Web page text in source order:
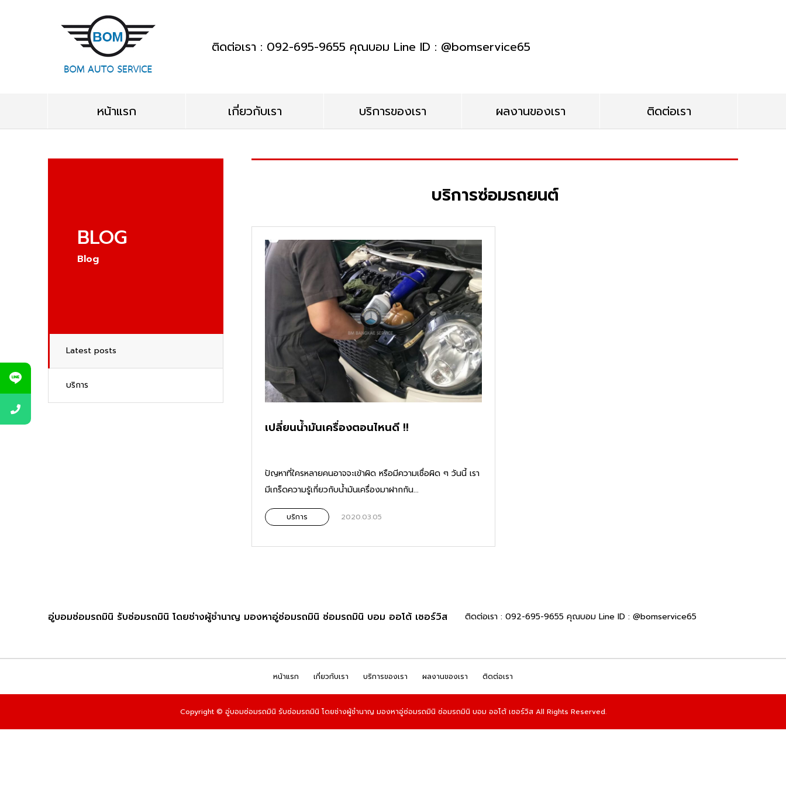
ติดต่อเรา : 092-695-9655 คุณบอม Line ID : @bomservice65
หน้าแรก เกี่ยวกับเรา บริการของเรา ผลงานของเรา ติดต่อเรา
BLOG
Blog
Latest posts
บริการ
บริการซ่อมรถยนต์
เปลี่ยนน้ำมันเครื่องตอนไหนดี !!
ปัญหาที่ใครหลายคนอาจจะเข้าผิด หรือมีความเชื่อผิด ๆ วันนี้ เรา
มีเกร็ดความรู้เกี่ยวกับน้ำมันเครื่องมาฝากกัน...
บริการ 2020.03.05
อู่บอมซ่อมรถมินิ รับซ่อมรถมินิ โดยช่างผู้ชำนาญ มองหาอู่ซ่อมรถมินิ ซ่อมรถมินิ บอม ออโต้ เซอร์วิส ติดต่อเรา : 092-695-9655 คุณบอม Line ID : @bomservice65
หน้าแรก เกี่ยวกับเรา บริการของเรา ผลงานของเรา ติดต่อเรา
Copyright © อู่บอมซ่อมรถมินิ รับซ่อมรถมินิ โดยช่างผู้ชำนาญ มองหาอู่ซ่อมรถมินิ ซ่อมรถมินิ บอม ออโต้ เซอร์วิส All Rights Reserved.